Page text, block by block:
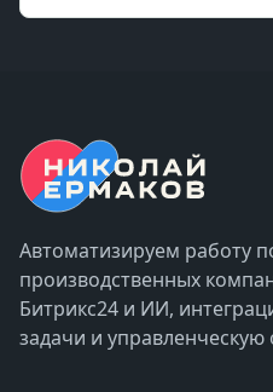
Автоматизируем работу
производственных
Битрикс24 и ИИ,
задачи и управленческую